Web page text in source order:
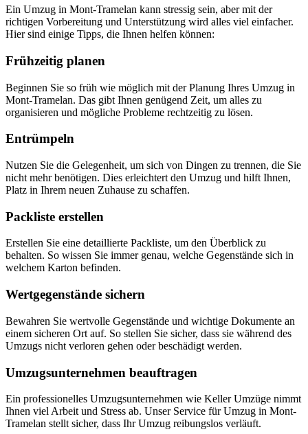
Ein Umzug in Mont-Tramelan kann stressig sein, aber mit der
richtigen Vorbereitung und Unterstützung wird alles viel einfacher.
Hier sind einige Tipps, die Ihnen helfen können:
Frühzeitig planen
Beginnen Sie so früh wie möglich mit der Planung Ihres Umzug in
Mont-Tramelan. Das gibt Ihnen genügend Zeit, um alles zu
organisieren und mögliche Probleme rechtzeitig zu lösen.
Entrümpeln
Nutzen Sie die Gelegenheit, um sich von Dingen zu trennen, die Sie
nicht mehr benötigen. Dies erleichtert den Umzug und hilft Ihnen,
Platz in Ihrem neuen Zuhause zu schaffen.
Packliste erstellen
Erstellen Sie eine detaillierte Packliste, um den Überblick zu
behalten. So wissen Sie immer genau, welche Gegenstände sich in
welchem Karton befinden.
Wertgegenstände sichern
Bewahren Sie wertvolle Gegenstände und wichtige Dokumente an
einem sicheren Ort auf. So stellen Sie sicher, dass sie während des
Umzugs nicht verloren gehen oder beschädigt werden.
Umzugsunternehmen beauftragen
Ein professionelles Umzugsunternehmen wie Keller Umzüge nimmt
Ihnen viel Arbeit und Stress ab. Unser Service für Umzug in Mont-
Tramelan stellt sicher, dass Ihr Umzug reibungslos verläuft.